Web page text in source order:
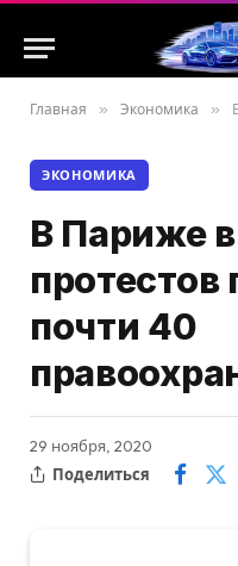
Главная » Экономика »
ЭКОНОМИКА
В Париже
протестов
почти 40
29 ноября, 2020
Поделиться